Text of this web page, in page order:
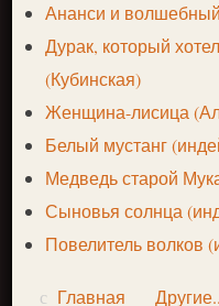
Ананси и
Дурак, который
(Кубинская)
Женщина-лисица
Белый мустанг
Медведь старой
Сыновья солнца
Повелитель волков
Главная